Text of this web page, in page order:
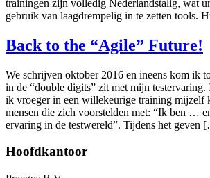
trainingen zijn volledig Nederlandstalig, wat
gebruik van laagdrempelig in te zetten tools.
Back to the “Agile” Future!
We schrijven oktober 2016 en ineens kom ik
in de “double digits” zit met mijn
ik vroeger in een willekeurige training mijzelf
mensen die zich voorstelden met: “Ik ben …
ervaring in de testwereld”. Tijdens het geven
Hoofdkantoor